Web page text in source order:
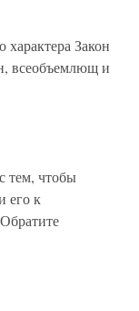
Закон
всеобъемлющ и
тем, чтобы
его к